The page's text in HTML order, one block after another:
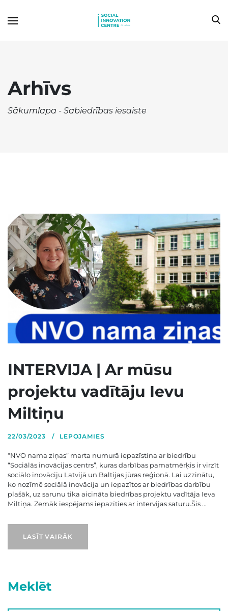
Arhīvs
Sākumlapa - Sabiedrības iesaiste
INTERVIJA | Ar mūsu
projektu vadītāju Ievu
Miltiņu
22/03/2023 LEPOJAMIES
“NVO nama ziņas” marta numurā iepazīstina ar biedrību
“Sociālās inovācijas centrs”, kuras darbības pamatmērķis ir virzīt
sociālo inovāciju Latvijā un Baltijas jūras reģionā. Lai uzzinātu,
ko nozīmē sociālā inovācija un iepazītos ar biedrības darbību
plašāk, uz sarunu tika aicināta biedrības projektu vadītāja Ieva
Miltiņa. Zemāk iespējams iepazīties ar intervijas saturu.Šis ...
LASĪT VAIRĀK
Meklēt